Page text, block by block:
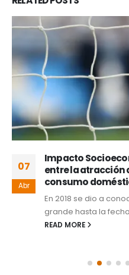
07
Abr
Impacto
entre la atracción
consumo
En 2018 se dio a
grande hasta la
READ MORE